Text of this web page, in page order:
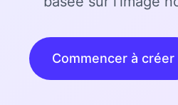
Commencer à créer